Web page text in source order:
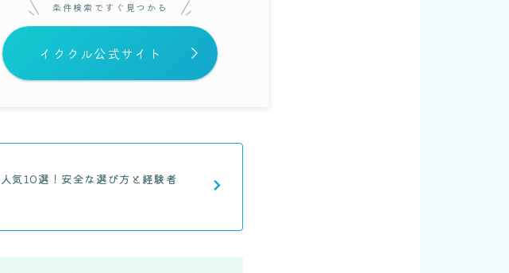
条件検索ですぐ見つかる
イククル公式サイト
気10選！安全な選び方と経験者